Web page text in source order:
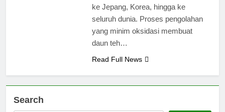
ke Jepang, Korea, hingga ke
seluruh dunia. Proses pengolahan
yang minim oksidasi membuat
daun teh…
Read Full News
Search